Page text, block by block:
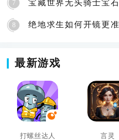
7 宝藏世界无头骑士宝
8 绝地求生如何开镜更准
最新游戏
打螺丝达人
言灵